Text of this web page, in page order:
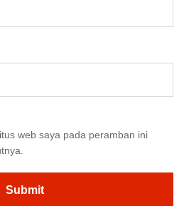
web saya pada peramban ini